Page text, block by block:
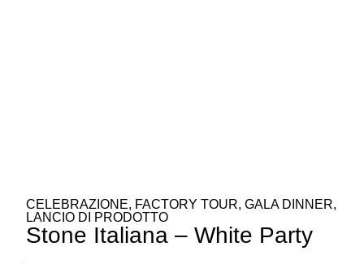
CELEBRAZIONE, FACTORY TOUR,GALA DINNER,
LANCIO DI PRODOTTO
Stone Italiana – White Party